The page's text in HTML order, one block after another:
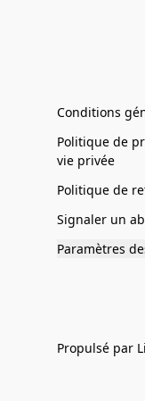
Conditions
Politique de
vie privée
Politique de
Signaler un
Paramètres
Propulsé par